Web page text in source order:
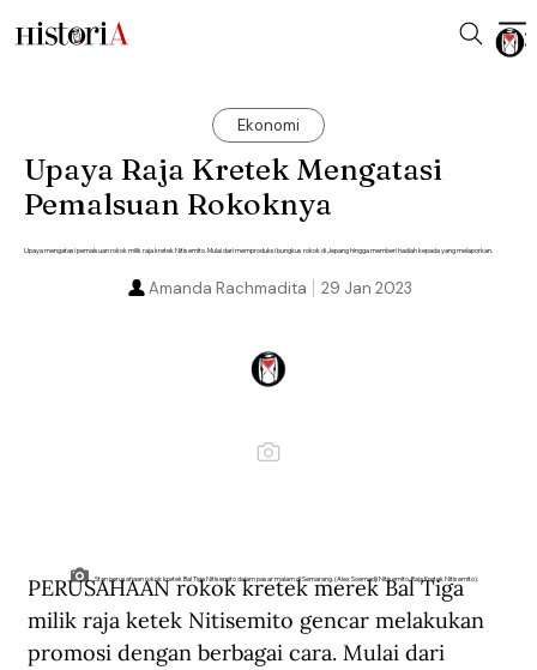
Ekonomi
Upaya Raja Kretek Mengatasi
Pemalsuan Rokoknya
Upaya mengatasi pemalsuan rokok milik raja kretek Nitisemito. Mulai dari memproduksi bungkus rokok di Jepang hingga memberi hadiah kepada yang melaporkan.
29 Jan 2023
Amanda Rachmadita
Stan perusahaan rokok kretek Bal Tiga Nitisemito dalam pasar malam di Semarang. (Alex Soemadji Nitisemito, Raja Kretek Nitisemito).
PERUSAHAAN rokok kretek merek Bal Tiga
milik raja ketek Nitisemito gencar melakukan
promosi dengan berbagai cara. Mulai dari